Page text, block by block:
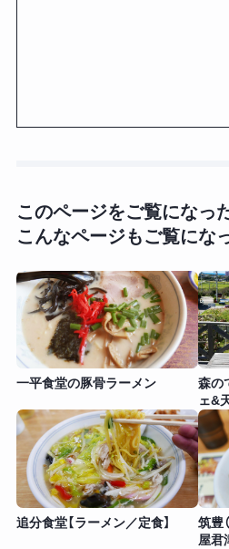
このページをご覧になっ
こんなページもご覧にな
一平食堂の豚骨ラーメン
森の
ェ&
追分食堂【ラーメン／定食】
筑豊
屋君